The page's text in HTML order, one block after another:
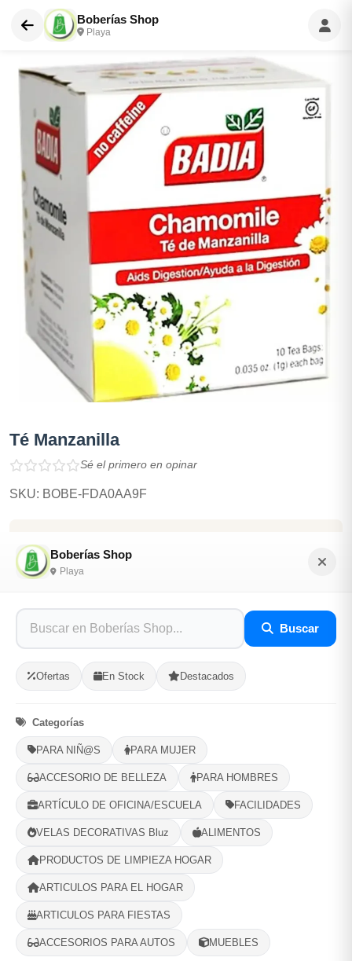
Boberías Shop
Playa
Boberías Shop
Playa
Buscar
Ofertas En Stock Destacados
Categorías
PARA NIÑ@S PARA MUJER
ACCESORIO DE BELLEZA PARA HOMBRES
ARTÍCULO DE OFICINA/ESCUELA FACILIDADES
VELAS DECORATIVAS Bluz ALIMENTOS
PRODUCTOS DE LIMPIEZA HOGAR
ARTICULOS PARA EL HOGAR
ARTICULOS PARA FIESTAS
ACCESORIOS PARA AUTOS MUEBLES
Té Manzanilla
Sé el primero en opinar
SKU: BOBE-FDA0AA9F
$650.00
Opciones de Envio
Selecciona tu ubicacion
PROVINCIA
- +